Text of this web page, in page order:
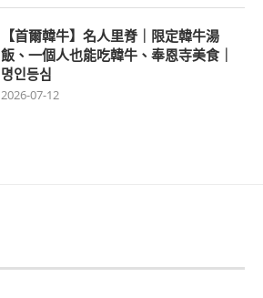
【首爾韓牛】名人里脊｜限定韓牛湯
飯、一個人也能吃韓牛、奉恩寺美食｜
명인등심
2026-07-12